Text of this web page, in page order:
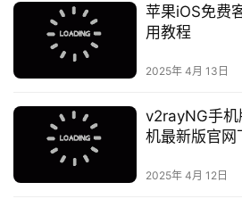
苹果iOS免费
用教程
2025年 4月 13日
v2rayNG手
机最新版官网
2025年 4月 12日